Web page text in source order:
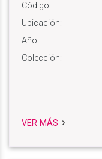
Código:
Ubicación:
Año:
Colección:
VER MÁS